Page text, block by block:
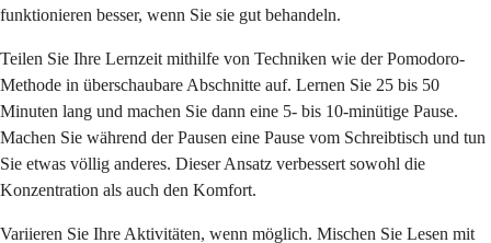
funktionieren besser, wenn Sie sie gut behandeln.
Teilen Sie Ihre Lernzeit mithilfe von Techniken wie der Pomodoro-
Methode in überschaubare Abschnitte auf. Lernen Sie 25 bis 50
Minuten lang und machen Sie dann eine 5- bis 10-minütige Pause.
Machen Sie während der Pausen eine Pause vom Schreibtisch und tun
Sie etwas völlig anderes. Dieser Ansatz verbessert sowohl die
Konzentration als auch den Komfort.
Variieren Sie Ihre Aktivitäten, wenn möglich. Mischen Sie Lesen mit